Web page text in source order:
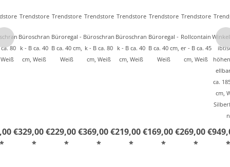
80
€
*
Trendstore
Büroschran
k - B ca. 40
cm, Weiß
329,00 €
*
Trendstore
Büroregal -
B ca. 40 cm,
Weiß
229,00 €
*
Trendstore
Büroschran
k - B ca. 80
cm, Weiß
369,00 €
*
Trendstore
Büroschran
k - B ca. 40
cm, Weiß
219,00 €
*
Trendstore
Büroregal -
B ca. 40 cm,
Weiß
169,00 €
*
Trendstore
Rollcontain
er - B ca. 45
cm, Weiß
269,00 €
*
ca.
cm,
n
*